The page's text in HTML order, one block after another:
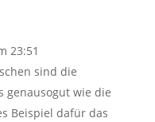
23:51
sind die
genausogut wie die
Beispiel dafür das